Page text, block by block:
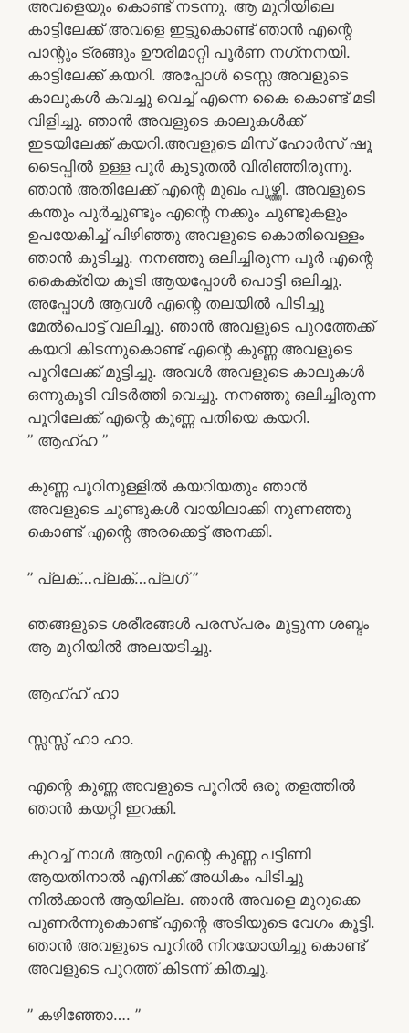
അവളെയും കൊണ്ട് നടന്നു. ആ മുറിയിലെ
കാട്ടിലേക്ക് അവളെ ഇട്ടുകൊണ്ട് ഞാൻ എന്റെ
പാന്റും ട്രങ്ങും ഊരിമാറ്റി പൂർണ നഗ്‌നനയി.
കാട്ടിലേക്ക് കയറി. അപ്പോൾ ടെസ്സ അവളുടെ
കാലുകൾ കവച്ചു വെച്ച് എന്നെ കൈ കൊണ്ട് മടി
വിളിച്ചു. ഞാൻ അവളുടെ കാലുകൾക്ക്
ഇടയിലേക്ക് കയറി.അവളുടെ മിസ് ഹോർസ് ഷൂ
ടൈപ്പിൽ ഉള്ള പൂർ കൂടുതൽ വിരിഞ്ഞിരുന്നു.
ഞാൻ അതിലേക്ക് എന്റെ മുഖം പുഴ്ത്തി. അവളുടെ
കന്തും പുർച്ചുണ്ടും എന്റെ നക്കും ചുണ്ടുകളും
ഉപയേകിച്ച് പിഴിഞ്ഞു അവളുടെ കൊതിവെള്ളം
ഞാൻ കുടിച്ചു. നനഞ്ഞു ഒലിച്ചിരുന്ന പൂർ എന്റെ
കൈക്രിയ കൂടി ആയപ്പോൾ പൊട്ടി ഒലിച്ചു.
അപ്പോൾ ആവൾ എന്റെ തലയിൽ പിടിച്ചു
മേൽപൊട്ട് വലിച്ചു. ഞാൻ അവളുടെ പുറത്തേക്ക്
കയറി കിടന്നുകൊണ്ട് എന്റെ കുണ്ണ അവളുടെ
പൂറിലേക്ക് മുട്ടിച്ചു. അവൾ അവളുടെ കാലുകൾ
ഒന്നുകൂടി വിടർത്തി വെച്ചു. നനഞ്ഞു ഒലിച്ചിരുന്ന
പൂറിലേക്ക് എന്റെ കുണ്ണ പതിയെ കയറി.
” ആഹ്ഹ ”
കുണ്ണ പൂറിനുള്ളിൽ കയറിയതും ഞാൻ
അവളുടെ ചുണ്ടുകൾ വായിലാക്കി നുണഞ്ഞു
കൊണ്ട് എന്റെ അരക്കെട്ട് അനക്കി.
” പ്ലക്…പ്ലക്…പ്ലഗ് ”
ഞങ്ങളുടെ ശരീരങ്ങൾ പരസ്പരം മുട്ടുന്ന ശബ്ദം
ആ മുറിയിൽ അലയടിച്ചു.
ആഹ്ഹ് ഹാ
സ്സസ്സ് ഹാ ഹാ.
എന്റെ കുണ്ണ അവളുടെ പൂറിൽ ഒരു തളത്തിൽ
ഞാൻ കയറ്റി ഇറക്കി.
കുറച്ച് നാൾ ആയി എന്റെ കുണ്ണ പട്ടിണി
ആയതിനാൽ എനിക്ക് അധികം പിടിച്ചു
നിൽക്കാൻ ആയില്ല. ഞാൻ അവളെ മുറുക്കെ
പുണർന്നുകൊണ്ട് എന്റെ അടിയുടെ വേഗം കൂട്ടി.
ഞാൻ അവളുടെ പൂറിൽ നിറയോയിച്ചു കൊണ്ട്
അവളുടെ പുറത്ത് കിടന്ന് കിതച്ചു.
” കഴിഞ്ഞോ…. ”